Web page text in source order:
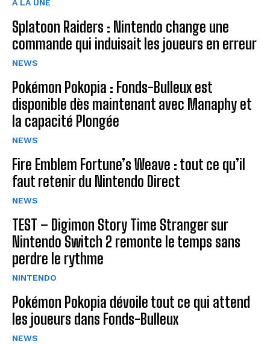
A LA UNE
Splatoon Raiders : Nintendo change une
commande qui induisait les joueurs en erreur
NEWS
Pokémon Pokopia : Fonds-Bulleux est
disponible dès maintenant avec Manaphy et
la capacité Plongée
NEWS
Fire Emblem Fortune’s Weave : tout ce qu’il
faut retenir du Nintendo Direct
NEWS
TEST – Digimon Story Time Stranger sur
Nintendo Switch 2 remonte le temps sans
perdre le rythme
NINTENDO
Pokémon Pokopia dévoile tout ce qui attend
les joueurs dans Fonds-Bulleux
NEWS